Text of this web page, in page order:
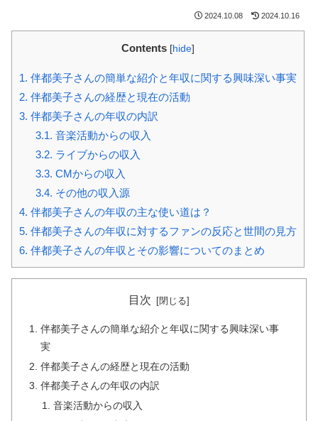
2024.10.08 2024.10.16
Contents [hide]
1. 伴都美子さんの簡単な紹介と年収に関する興味深い事実
2. 伴都美子さんの経歴と現在の活動
3. 伴都美子さんの年収の内訳
3.1. 音楽活動からの収入
3.2. ライブからの収入
3.3. CMからの収入
3.4. その他の収入源
4. 伴都美子さんの年収の主な使い道は？
5. 伴都美子さんの年収に対するファンの反応と世間の見方
6. 伴都美子さんの年収とその影響についてのまとめ
目次
伴都美子さんの簡単な紹介と年収に関する興味深い事
実
伴都美子さんの経歴と現在の活動
伴都美子さんの年収の内訳
音楽活動からの収入